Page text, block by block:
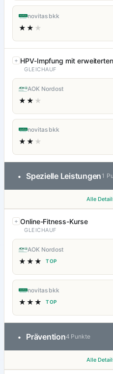
novitas bkk
★★ ★
HPV-Impfung mit
GLEICHAUF
AOK Nordost
★★ ★
novitas bkk
★★ ★
• Spezielle Leistungen 1
Alle
Online-Fitness-Kurse
GLEICHAUF
AOK Nordost
★★★ TOP
novitas bkk
★★★ TOP
• Prävention4 Punkte
Alle